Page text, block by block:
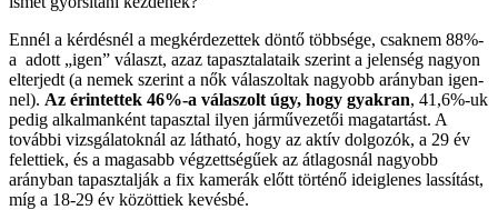
Ennél a kérdésnél a megkérdezettek döntő többsége, csaknem 88%-
a adott „igen” választ, azaz tapasztalataik szerint a jelenség nagyon
elterjedt (a nemek szerint a nők válaszoltak nagyobb arányban igen-
nel). Az érintettek 46%-a válaszolt úgy, hogy gyakran, 41,6%-uk
pedig alkalmanként tapasztal ilyen járművezetői magatartást. A
további vizsgálatoknál az látható, hogy az aktív dolgozók, a 29 év
felettiek, és a magasabb végzettségűek az átlagosnál nagyobb
arányban tapasztalják a fix kamerák előtt történő ideiglenes lassítást,
míg a 18-29 év közöttiek kevésbé.